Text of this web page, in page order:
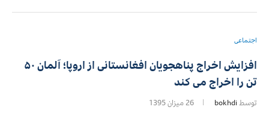
اجتماعی
افزایش اخراج پناهجویان افغانستانی از اروپا؛ آلمان ۵۰
تن را اخراج می کند
توسط bokhdi 26 میزان 1395